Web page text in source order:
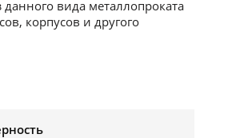
вида металлопроката
корпусов и другого